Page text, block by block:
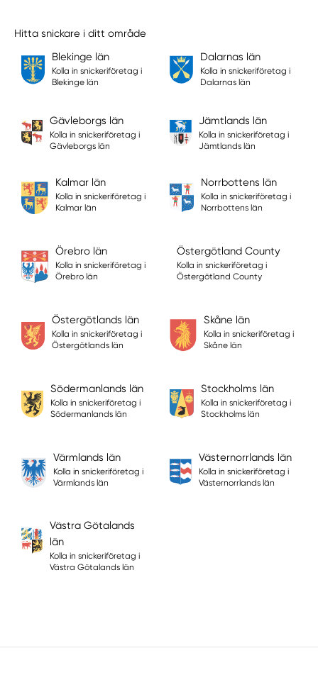
Hitta snickare i ditt område
Blekinge län
Kolla in snickeriföretag i
Blekinge län
Dalarnas län
Kolla in snickeriföretag i
Dalarnas län
Gävleborgs län
Kolla in snickeriföretag i
Gävleborgs län
Jämtlands län
Kolla in snickeriföretag i
Jämtlands län
Kalmar län
Kolla in snickeriföretag i
Kalmar län
Norrbottens län
Kolla in snickeriföretag i
Norrbottens län
Örebro län
Kolla in snickeriföretag i
Örebro län
Östergötland County
Kolla in snickeriföretag i
Östergötland County
Östergötlands län
Kolla in snickeriföretag i
Östergötlands län
Skåne län
Kolla in snickeriföretag i
Skåne län
Södermanlands län
Kolla in snickeriföretag i
Södermanlands län
Stockholms län
Kolla in snickeriföretag i
Stockholms län
Värmlands län
Kolla in snickeriföretag i
Värmlands län
Västernorrlands län
Kolla in snickeriföretag i
Västernorrlands län
Västra Götalands
län
Kolla in snickeriföretag i
Västra Götalands län